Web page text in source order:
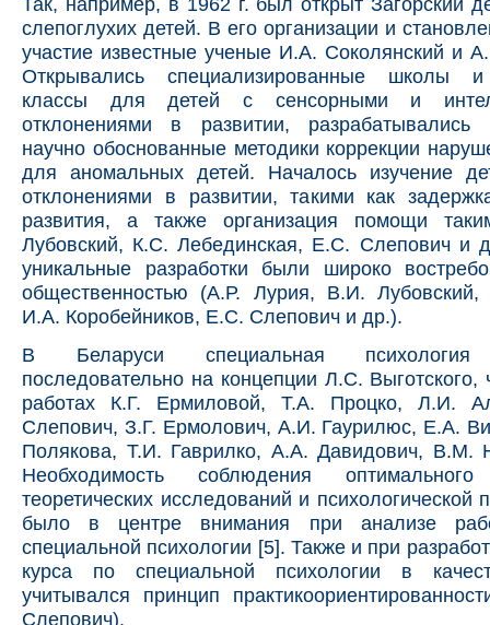
слепоглухих детей. В его организации и
участие известные ученые И.А. Соколянский и
Открывались специализированные школы
классы для детей с сенсорными и
отклонениями в развитии,
научно обоснованные методики коррекции
для аномальных детей. Началось изучение
отклонениями в развитии, такими как
развития, а также организация помощи
Лубовский, К.С. Лебединская, Е.С. Слепович и
уникальные разработки были широко
общественностью (А.Р. Лурия, В.И.
И.А. Коробейников, Е.С. Слепович и др.).
В Беларуси специальная психология
последовательно на концепции Л.С. Выготского,
работах К.Г. Ермиловой, Т.А. Процко, Л.И.
Слепович, З.Г. Ермолович, А.И. Гаурилюс, Е.А.
Полякова, Т.И. Гаврилко, А.А. Давидович, В.М.
Необходимость соблюдения оптимального
теоретических исследований и психологической
было в центре внимания при анализе
специальной психологии [5]. Также и при
курса по специальной психологии в
учитывался принцип
Слепович).